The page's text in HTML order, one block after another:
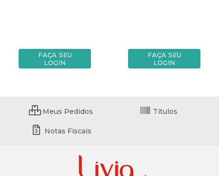
FAÇA SEU
LOGIN
FAÇA SEU
LOGIN
Meus Pedidos Títulos
Notas Fiscais